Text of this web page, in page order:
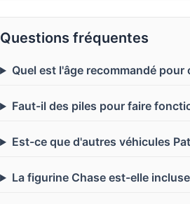
Questions fréquentes
Quel est l'âge recommandé pour
Faut-il des piles pour faire
Est-ce que d'autres véhicules
La figurine Chase est-elle